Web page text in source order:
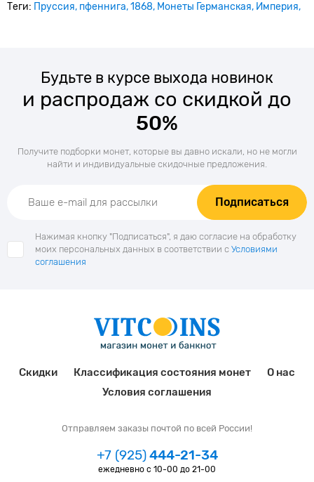
Теги: Пруссия пфеннига 1868 Монеты Германская Империя
Будьте в курсе выхода новинок
и распродаж со скидкой до
50%
Получите подборки монет, которые вы давно искали, но не могли
найти и индивидуальные скидочные предложения.
Подписаться
Нажимая кнопку "Подписаться", я даю согласие на обработку
моих персональных данных в соответствии с Условиями
соглашения
Скидки Классификация состояния монет
О нас
Условия соглашения
Отправляем заказы почтой по всей России!
+7 (925)444-21-34
ежедневно с 10-00 до 21-00